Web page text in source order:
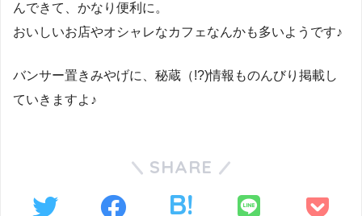
んできて、かなり便利に。
おいしいお店やオシャレなカフェなんかも多いようです♪
バンサー置きみやげに、秘蔵（!?)情報ものんびり掲載し
ていきますよ♪
SHARE